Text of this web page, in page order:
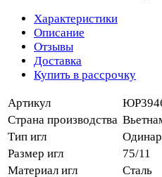
Характеристики
Описание
Отзывы
Доставка
Купить в рассрочку
Артикул
Страна производства
Тип игл
Размер игл
75/11
Материал игл
Сталь